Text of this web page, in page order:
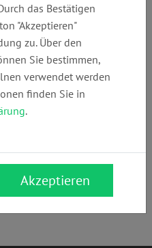
www.juria.de
Kapitalmarktrecht,Steuerrecht
das Bestätigen
"Akzeptieren"
zu. Über den
Sie bestimmen,
verwendet werden
finden Sie in
.
Akzeptieren